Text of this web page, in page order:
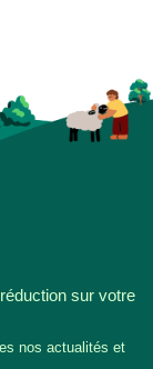
sur votre
nos actualités et